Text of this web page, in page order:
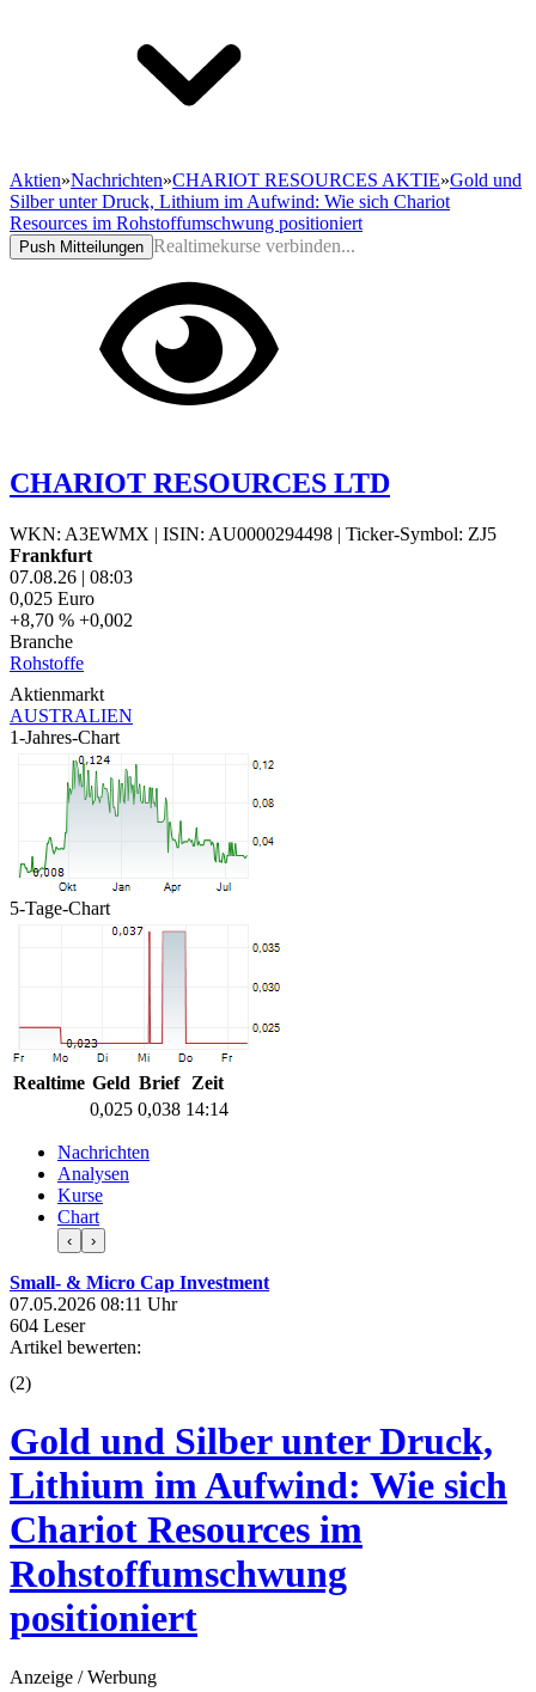
Aktien»Nachrichten»CHARIOT RESOURCES AKTIE»Gold und
Silber unter Druck, Lithium im Aufwind: Wie sich Chariot
Resources im Rohstoffumschwung positioniert
Push Mitteilungen Realtimekurse verbinden...
CHARIOT RESOURCES LTD
WKN: A3EWMX | ISIN: AU0000294498 | Ticker-Symbol: ZJ5
Frankfurt
07.08.26 | 08:03
0,025 Euro
+8,70 % +0,002
Branche
Rohstoffe
Aktienmarkt
AUSTRALIEN
1-Jahres-Chart
5-Tage-Chart
Realtime Geld Brief
Zeit
0,025 0,038 14:14
Nachrichten
Analysen
Kurse
Chart
‹ ›
Small- & Micro Cap Investment
07.05.2026 08:11 Uhr
604 Leser
Artikel bewerten:
(2)
Gold und Silber unter Druck,
Lithium im Aufwind: Wie sich
Chariot Resources im
Rohstoffumschwung
positioniert
Anzeige / Werbung